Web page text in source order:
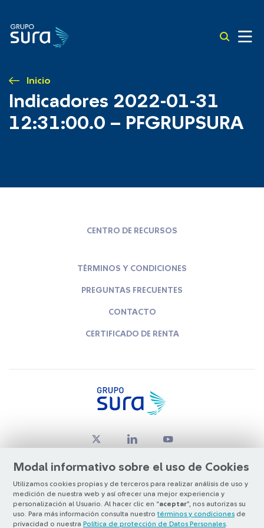
Inicio
Indicadores 2022-01-31
12:31:00.0 – PFGRUPSURA
Modal informativo sobre el uso de Cookies
Utilizamos cookies propias y de terceros para realizar análisis de uso y
medición de nuestra web y así ofrecer una mejor experiencia y
personalización al Usuario. Al hacer clic en “aceptar”, nos autorizas su
uso. Para más información consulta nuestro términos y condiciones de
privacidad o nuestra Política de protección de Datos Personales
CENTRO DE RECURSOS
TÉRMINOS Y CONDICIONES
PREGUNTAS FRECUENTES
CONTACTO
CERTIFICADO DE RENTA
© Copyright Grupo SURA 2026